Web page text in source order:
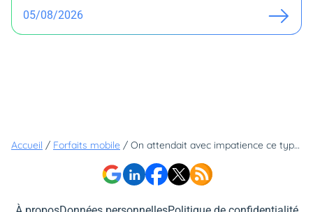
05/08/2026
Accueil / Forfaits mobile / On attendait avec impatience ce type de forfaits sur le réseau Orange